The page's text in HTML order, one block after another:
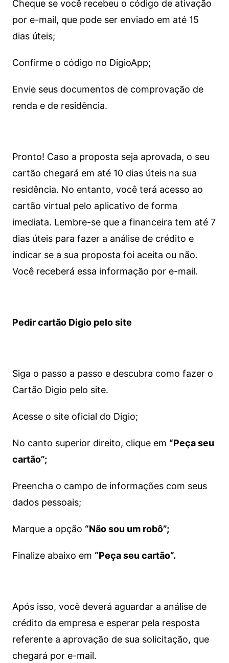
Cheque se você recebeu o código de ativação
por e-mail, que pode ser enviado em até 15
dias úteis;
Confirme o código no DigioApp;
Envie seus documentos de comprovação de
renda e de residência.
Pronto! Caso a proposta seja aprovada, o seu
cartão chegará em até 10 dias úteis na sua
residência. No entanto, você terá acesso ao
cartão virtual pelo aplicativo de forma
imediata. Lembre-se que a financeira tem até 7
dias úteis para fazer a análise de crédito e
indicar se a sua proposta foi aceita ou não.
Você receberá essa informação por e-mail.
Pedir cartão Digio pelo site
Siga o passo a passo e descubra como fazer o
Cartão Digio pelo site.
Acesse o site oficial do Digio;
No canto superior direito, clique em “Peça seu
cartão”;
Preencha o campo de informações com seus
dados pessoais;
Marque a opção “Não sou um robô”;
Finalize abaixo em “Peça seu cartão”.
Após isso, você deverá aguardar a análise de
crédito da empresa e esperar pela resposta
referente a aprovação de sua solicitação, que
chegará por e-mail.